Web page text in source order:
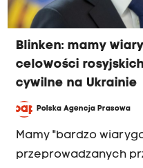
Blinken: mamy
celowości
cywilne na Ukrainie
Polska Agencja Prasowa
Mamy "bardzo
przeprowadzanych